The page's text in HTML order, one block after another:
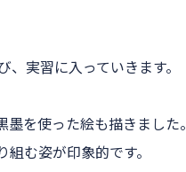
実習に入っていきます。
を使った絵も描きました。
む姿が印象的です。